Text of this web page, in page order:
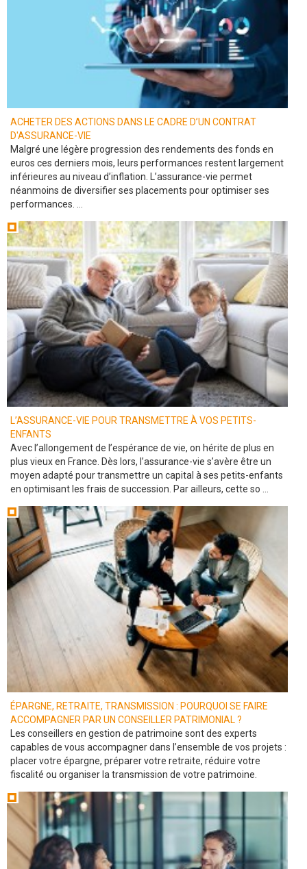
ACHETER DES ACTIONS DANS LE CADRE D’UN CONTRAT
D'ASSURANCE-VIE
Malgré une légère progression des rendements des fonds en
euros ces derniers mois, leurs performances restent largement
inférieures au niveau d’inflation. L’assurance-vie permet
néanmoins de diversifier ses placements pour optimiser ses
performances. ...
L’ASSURANCE-VIE POUR TRANSMETTRE À VOS PETITS-
ENFANTS
Avec l’allongement de l’espérance de vie, on hérite de plus en
plus vieux en France. Dès lors, l’assurance-vie s’avère être un
moyen adapté pour transmettre un capital à ses petits-enfants
en optimisant les frais de succession. Par ailleurs, cette so ...
ÉPARGNE, RETRAITE, TRANSMISSION : POURQUOI SE FAIRE
ACCOMPAGNER PAR UN CONSEILLER PATRIMONIAL ?
Les conseillers en gestion de patrimoine sont des experts
capables de vous accompagner dans l’ensemble de vos projets :
placer votre épargne, préparer votre retraite, réduire votre
fiscalité ou organiser la transmission de votre patrimoine.